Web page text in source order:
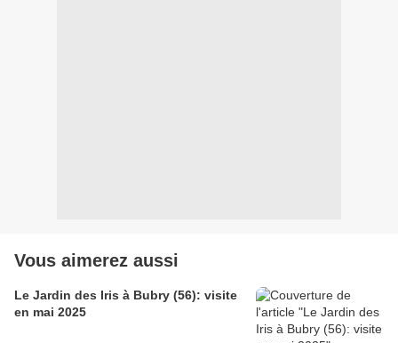
Vous aimerez aussi
Le Jardin des Iris à Bubry (56): visite
en mai 2025